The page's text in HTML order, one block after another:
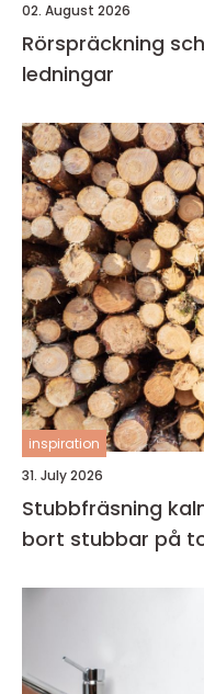
02. August 2026
Rörspräckning schaktfri förnyelse av gamla
ledningar
inspiration
31. July 2026
Stubbfräsning kalmar effektivt
bort stubbar på